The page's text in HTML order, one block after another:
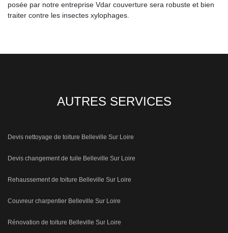
posée par notre entreprise Vdar couverture sera robuste et bien
traiter contre les insectes xylophages.
AUTRES SERVICES
Devis nettoyage de toiture Belleville Sur Loire
Devis changement de tuile Belleville Sur Loire
Rehaussement de toiture Belleville Sur Loire
Couvreur charpentier Belleville Sur Loire
Rénovation de toiture Belleville Sur Loire